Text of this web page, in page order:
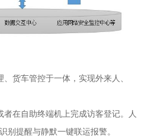
货车管控于一体，实现外来人、
在自助终端机上完成访客登记。人
别提醒与静默一键联运报警。